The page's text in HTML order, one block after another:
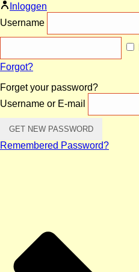
Inloggen
Username
Forgot?
Forget your password?
Username or E-mail
Remembered Password?